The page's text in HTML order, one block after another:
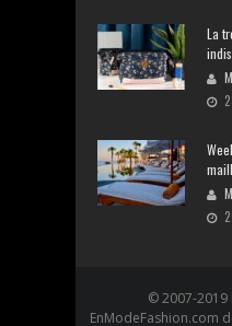
La
© 2007-2019
EnModeFashion.com